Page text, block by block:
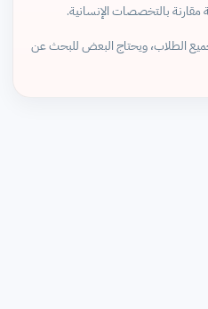
بالتخصصات الإنسانية.
الطلاب، ويحتاج البعض للبحث عن